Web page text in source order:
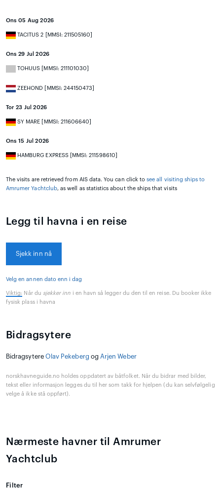
Ons 05 Aug 2026
TACITUS 2 [MMSI: 211505160]
Ons 29 Jul 2026
TOHUUS [MMSI: 211101030]
ZEEHOND [MMSI: 244150473]
Tor 23 Jul 2026
SY MARE [MMSI: 211606640]
Ons 15 Jul 2026
HAMBURG EXPRESS [MMSI: 211598610]
The visits are retrieved from AIS data. You can click tosee all visiting ships to
Amrumer Yachtclub, as well as statistics about the ships that visits
Legg til havna i en reise
Sjekk inn nå
Velg en annen dato enn i dag
Viktig: Når du sjekker inn i en havn så legger du den til en reise. Du booker ikke
fysisk plass i havna
Bidragsytere
Bidragsytere Olav Pekeberg og Arjen Weber
norskhavneguide.no holdes oppdatert av båtfolket. Når du bidrar med bilder,
tekst eller informasjon legges du til her som takk for hjelpen (du kan selvfølgelig
velge å ikke stå oppført).
Nærmeste havner til Amrumer
Yachtclub
Filter